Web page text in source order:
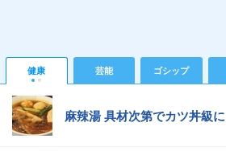
健康 芸能 ゴシップ
麻辣湯 具材次第でカツ丼級に